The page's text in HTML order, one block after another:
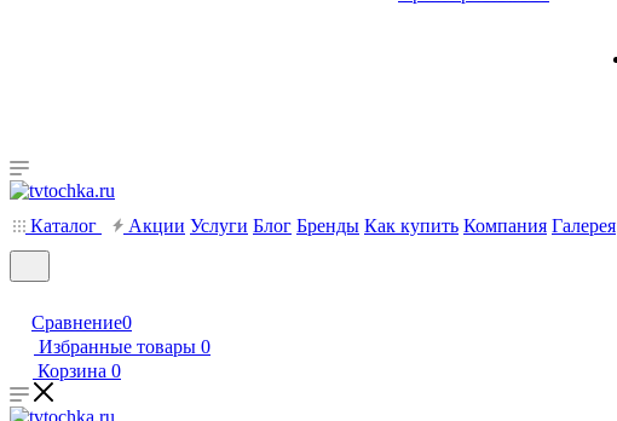
Каталог Акции Услуги Блог Бренды Как купить Компания Галерея
Сравнение0
Избранные товары 0
Корзина 0